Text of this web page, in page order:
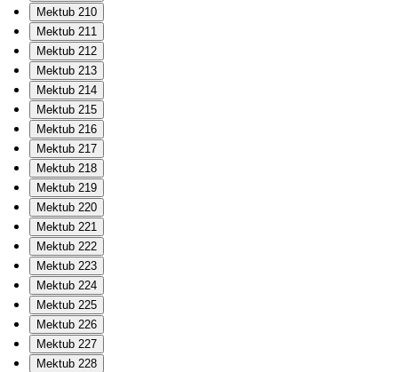
Mektub 210
Mektub 211
Mektub 212
Mektub 213
Mektub 214
Mektub 215
Mektub 216
Mektub 217
Mektub 218
Mektub 219
Mektub 220
Mektub 221
Mektub 222
Mektub 223
Mektub 224
Mektub 225
Mektub 226
Mektub 227
Mektub 228